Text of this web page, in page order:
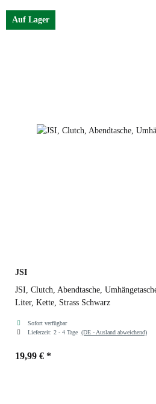
Auf Lager
JSI
JSI, Clutch, Abendtasche,
Liter, Kette, Strass Schwarz
Sofort verfügbar
Lieferzeit: 2 - 4 Tage (DE - Ausland abweichend)
19,99 € *